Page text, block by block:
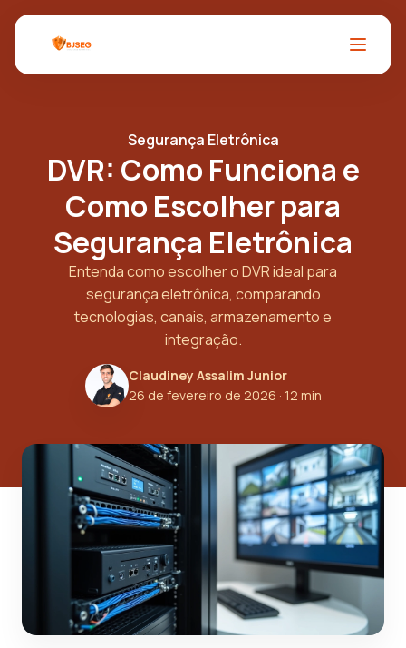
Segurança Eletrônica
DVR: Como Funciona e
Como Escolher para
Segurança Eletrônica
Entenda como escolher o DVR ideal para
segurança eletrônica, comparando
tecnologias, canais, armazenamento e
integração.
Claudiney Assalim Junior
26 de fevereiro de 2026 · 12 min